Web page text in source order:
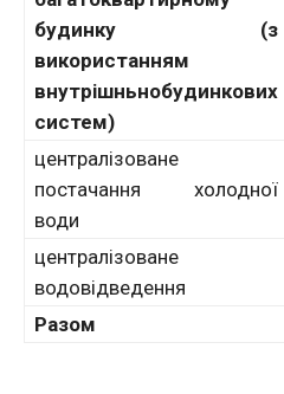
будинку (з
використанням
внутрішньнобудинкових
систем)
централізоване
постачання холодної
води
централізоване
водовідведення
Разом